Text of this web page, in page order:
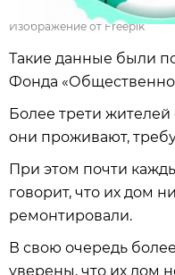
Изображение от Freepik
Такие данные были
Фонда
Более трети жителей
они проживают,
При этом почти
говорит, что их дом
ремонтировали.
В свою очередь
уверены, что их дом